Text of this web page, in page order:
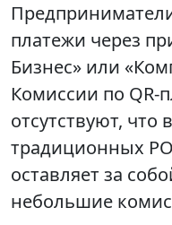
платежи через
Бизнес» или
Комиссии по QR-
отсутствуют, что
традиционных
оставляет за
небольшие